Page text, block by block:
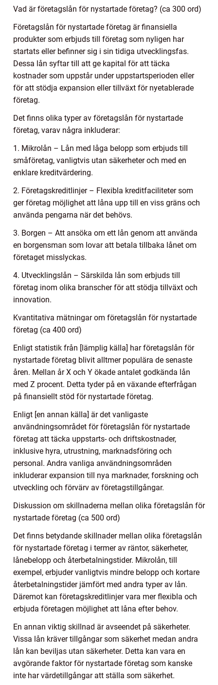
Vad är företagslån för nystartade företag? (ca 300 ord)
Företagslån för nystartade företag är finansiella
produkter som erbjuds till företag som nyligen har
startats eller befinner sig i sin tidiga utvecklingsfas.
Dessa lån syftar till att ge kapital för att täcka
kostnader som uppstår under uppstartsperioden eller
för att stödja expansion eller tillväxt för nyetablerade
företag.
Det finns olika typer av företagslån för nystartade
företag, varav några inkluderar:
1. Mikrolån – Lån med låga belopp som erbjuds till
småföretag, vanligtvis utan säkerheter och med en
enklare kreditvärdering.
2. Företagskreditlinjer – Flexibla kreditfaciliteter som
ger företag möjlighet att låna upp till en viss gräns och
använda pengarna när det behövs.
3. Borgen – Att ansöka om ett lån genom att använda
en borgensman som lovar att betala tillbaka lånet om
företaget misslyckas.
4. Utvecklingslån – Särskilda lån som erbjuds till
företag inom olika branscher för att stödja tillväxt och
innovation.
Kvantitativa mätningar om företagslån för nystartade
företag (ca 400 ord)
Enligt statistik från [lämplig källa] har företagslån för
nystartade företag blivit alltmer populära de senaste
åren. Mellan år X och Y ökade antalet godkända lån
med Z procent. Detta tyder på en växande efterfrågan
på finansiellt stöd för nystartade företag.
Enligt [en annan källa] är det vanligaste
användningsområdet för företagslån för nystartade
företag att täcka uppstarts- och driftskostnader,
inklusive hyra, utrustning, marknadsföring och
personal. Andra vanliga användningsområden
inkluderar expansion till nya marknader, forskning och
utveckling och förvärv av företagstillgångar.
Diskussion om skillnaderna mellan olika företagslån för
nystartade företag (ca 500 ord)
Det finns betydande skillnader mellan olika företagslån
för nystartade företag i termer av räntor, säkerheter,
lånebelopp och återbetalningstider. Mikrolån, till
exempel, erbjuder vanligtvis mindre belopp och kortare
återbetalningstider jämfört med andra typer av lån.
Däremot kan företagskreditlinjer vara mer flexibla och
erbjuda företagen möjlighet att låna efter behov.
En annan viktig skillnad är avseendet på säkerheter.
Vissa lån kräver tillgångar som säkerhet medan andra
lån kan beviljas utan säkerheter. Detta kan vara en
avgörande faktor för nystartade företag som kanske
inte har värdetillgångar att ställa som säkerhet.